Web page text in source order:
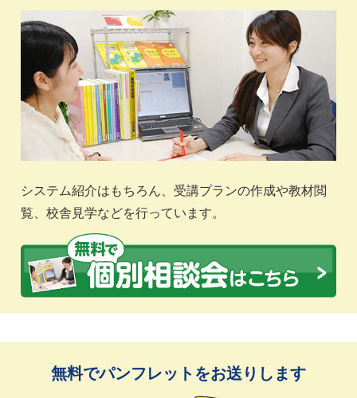
システム紹介はもちろん、受講プランの作成や教材閲
覧、校舎見学などを行っています。
無料でパンフレットをお送りします